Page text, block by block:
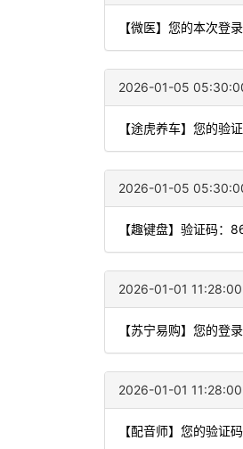
【微医】您的本次登
2026-01-05
【途虎养车】您的验
2026-01-05
【趣键盘】验证码：
2026-01-01 11:28:00
【苏宁易购】您的登
2026-01-01 11:28:00
【配音师】您的验证